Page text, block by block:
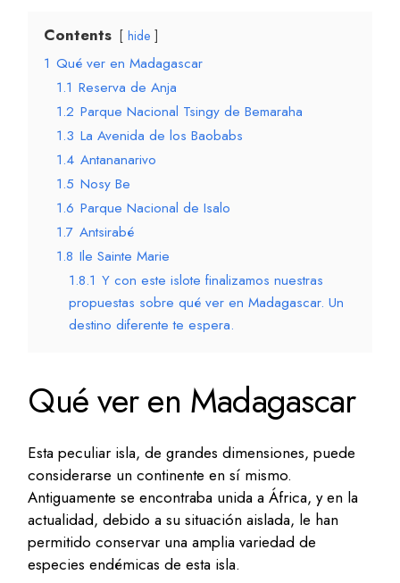
Contents hide
1 Qué ver en Madagascar
1.1 Reserva de Anja
1.2 Parque Nacional Tsingy de Bemaraha
1.3 La Avenida de los Baobabs
1.4 Antananarivo
1.5 Nosy Be
1.6 Parque Nacional de Isalo
1.7 Antsirabé
1.8 Ile Sainte Marie
1.8.1 Y con este islote finalizamos nuestras
propuestas sobre qué ver en Madagascar. Un
destino diferente te espera.
Qué ver en Madagascar
Esta peculiar isla, de grandes dimensiones, puede
considerarse un continente en sí mismo.
Antiguamente se encontraba unida a África, y en la
actualidad, debido a su situación aislada, le han
permitido conservar una amplia variedad de
especies endémicas de esta isla.